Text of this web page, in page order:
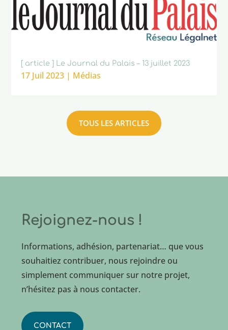
[ article ] Le Journal du Palais – 13 juillet 2023
17 Juil 2023 | Médias
TOUS LES ARTICLES
Rejoignez-nous !
Informations, adhésion, partenariat… que vous
souhaitiez contribuer, nous rejoindre ou
simplement communiquer sur notre projet,
n’hésitez pas à nous contacter.
CONTACT